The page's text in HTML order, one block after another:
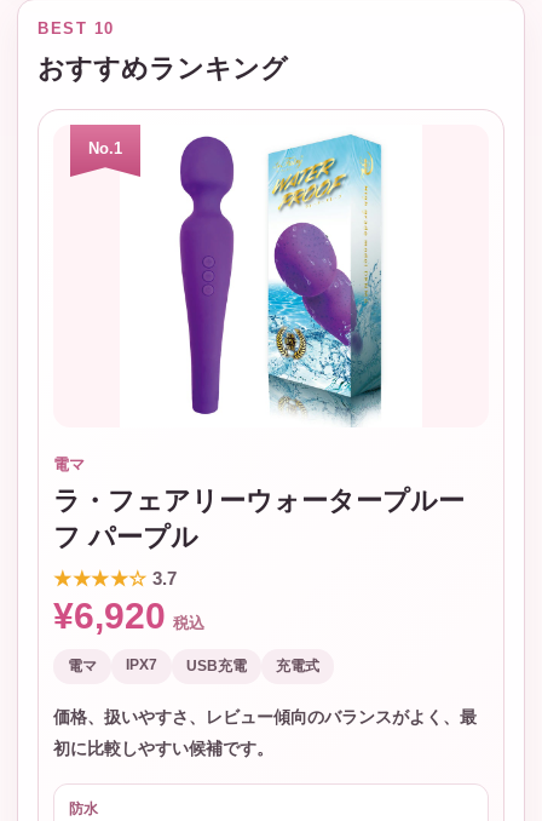
BEST 10
おすすめランキング
No.1
電マ
ラ・フェアリーウォータープルー
フ パープル
★★★★☆ 3.7
¥6,920 税込
電マ IPX7 USB充電 充電式
価格、扱いやすさ、レビュー傾向のバランスがよく、最
初に比較しやすい候補です。
防水